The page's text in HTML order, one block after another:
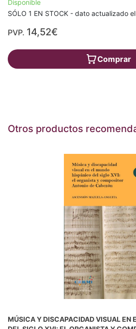
Disponible
SÓLO 1 EN STOCK - dato actualizado
PVP. 14,52€
Comprar
Otros productos
MÚSICA Y DISCAPACIDAD VISUAL EN